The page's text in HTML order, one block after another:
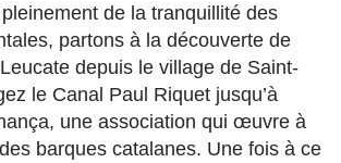
de la tranquillité des
partons à la découverte de
depuis le village de Saint-
le Canal Paul Riquet jusqu’à
une association qui œuvre à
barques catalanes. Une fois à ce